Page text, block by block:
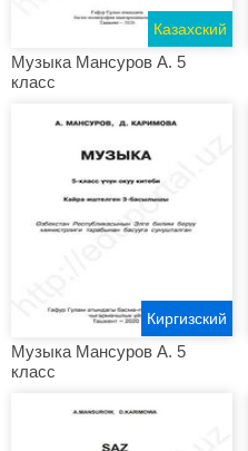
Музыка Мансуров А. 5
класс
Казахский
Музыка Мансуров А. 5
класс
Киргизский